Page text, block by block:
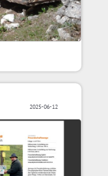
2025-06-12